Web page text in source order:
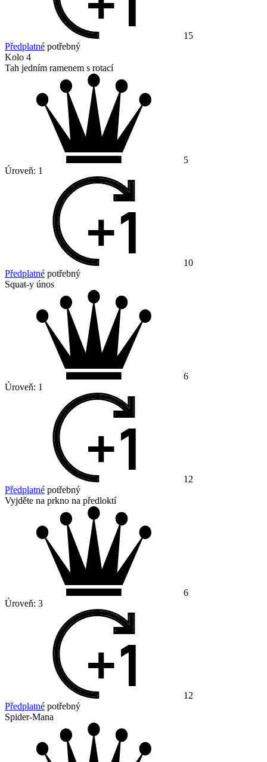
15
Předplatné potřebný
Kolo 4
Tah jedním ramenem s rotací
5
Úroveň: 1
10
Předplatné potřebný
Squat-y únos
6
Úroveň: 1
12
Předplatné potřebný
Vyjděte na prkno na předloktí
6
Úroveň: 3
12
Předplatné potřebný
Spider-Mana